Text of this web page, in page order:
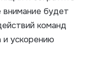
будет
команд
и ускорению